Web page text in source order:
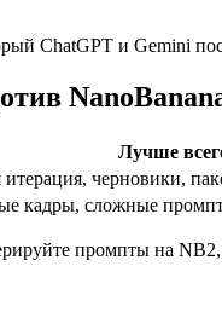
ChatGPT и Gemini
Лучше
итерация, черновики,
кадры, сложные
промпты на